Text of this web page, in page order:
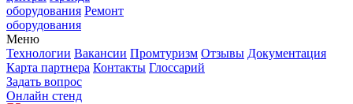
оборудования Ремонт
оборудования
Меню
Технологии Вакансии Промтуризм Отзывы Документация
Карта партнера Контакты Глоссарий
Задать вопрос
Онлайн стенд